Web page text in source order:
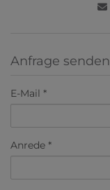
Anfrage senden
E-Mail
Anrede